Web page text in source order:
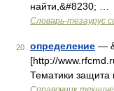
найти,&#8230; …
Словарь-тезаурус
20 определение —
[http://
Тематики